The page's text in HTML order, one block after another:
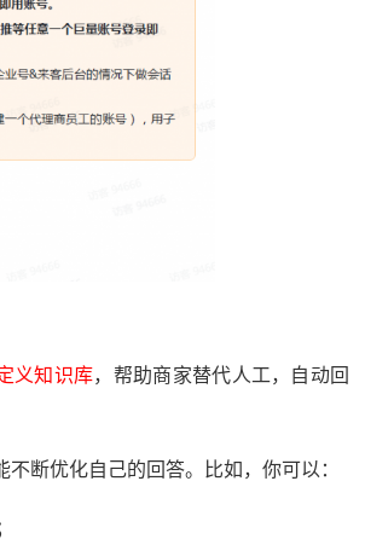
义知识库，帮助商家替代人工，自动回
断优化自己的回答。比如，你可以：